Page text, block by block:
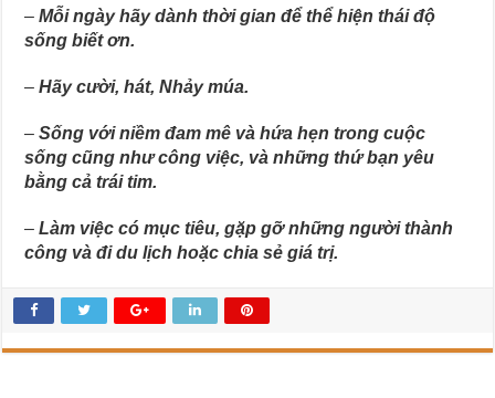
–Mỗi ngày hãy dành thời gian để thể hiện thái độ
sống biết ơn.
–Hãycười, hát,Nhảy múa.
–Sống với niềm đam mê và hứa hẹn trong cuộc
sống cũng như công việc, và những thứ bạn yêu
bằng cả trái tim.
– Làm việc có mục tiêu, gặp gỡ những người thành
công và đi du lịch hoặc chia sẻ giá trị.